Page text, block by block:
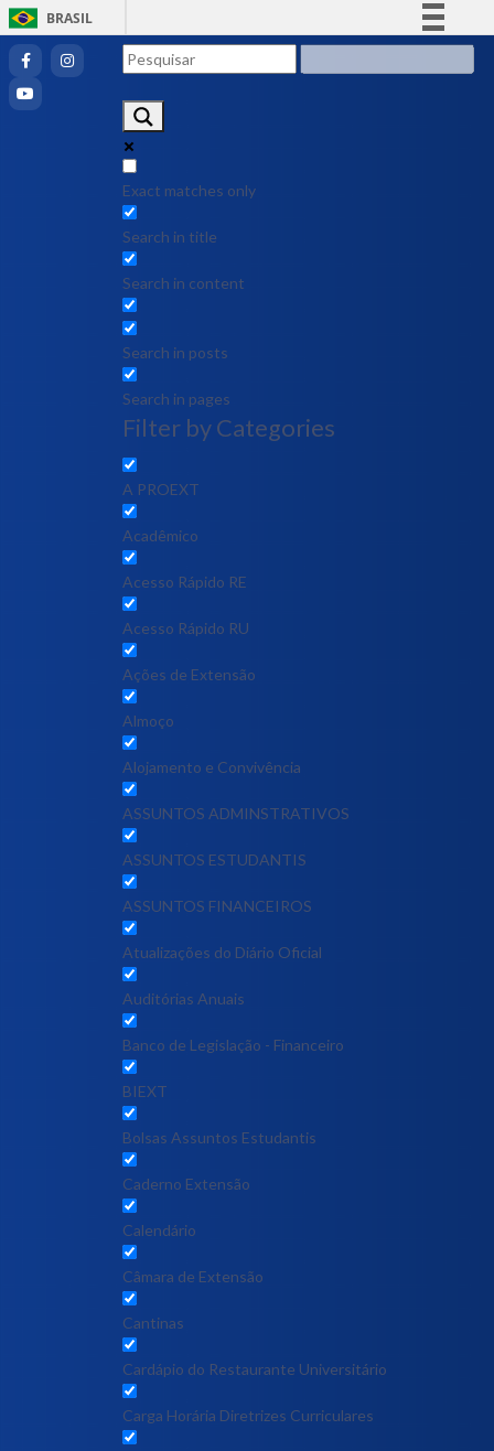
BRASIL
Exact matches only
Search in title
Search in content
Search in posts
Search in pages
Filter by Categories
A PROEXT
Acadêmico
Acesso Rápido RE
Acesso Rápido RU
Ações de Extensão
Almoço
Alojamento e Convivência
ASSUNTOS ADMINSTRATIVOS
ASSUNTOS ESTUDANTIS
ASSUNTOS FINANCEIROS
Atualizações do Diário Oficial
Auditórias Anuais
Banco de Legislação - Financeiro
BIEXT
Bolsas Assuntos Estudantis
Caderno Extensão
Calendário
Câmara de Extensão
Cantinas
Cardápio do Restaurante Universitário
Carga Horária Diretrizes Curriculares